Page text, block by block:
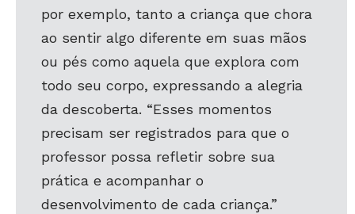
por exemplo, tanto a criança que chora
ao sentir algo diferente em suas mãos
ou pés como aquela que explora com
todo seu corpo, expressando a alegria
da descoberta. “Esses momentos
precisam ser registrados para que o
professor possa refletir sobre sua
prática e acompanhar o
desenvolvimento de cada criança.”